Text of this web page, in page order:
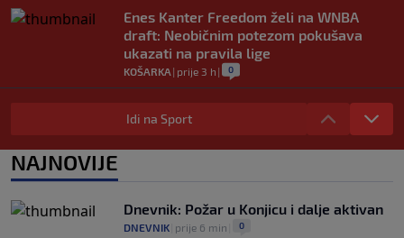
Enes Kanter Freedom želi na WNBA
draft: Neobičnim potezom pokušava
ukazati na pravila lige
KOŠARKA | prije 3 h | 0
Jakirovićev Hull City doživio prvi poraz
na pripremama, bolji bio Eintracht
kombinacije heroina i kokaina
0
Idi na Sport
NAJNOVIJE
Dnevnik: Požar u Konjicu i dalje aktivan
DNEVNIK prije 6 min 0